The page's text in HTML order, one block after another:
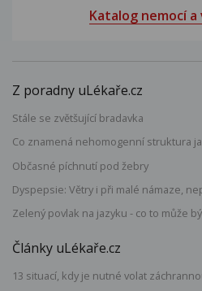
Katalog nemocí
Z poradny uLékaře.cz
Stále se zvětšující bradavka
Co znamená nehomogenní struktura
Občasné píchnutí pod žebry
Dyspepsie: Větry i při malé námaze,
Zelený povlak na jazyku - co to může
Články uLékaře.cz
13 situací, kdy je nutné volat